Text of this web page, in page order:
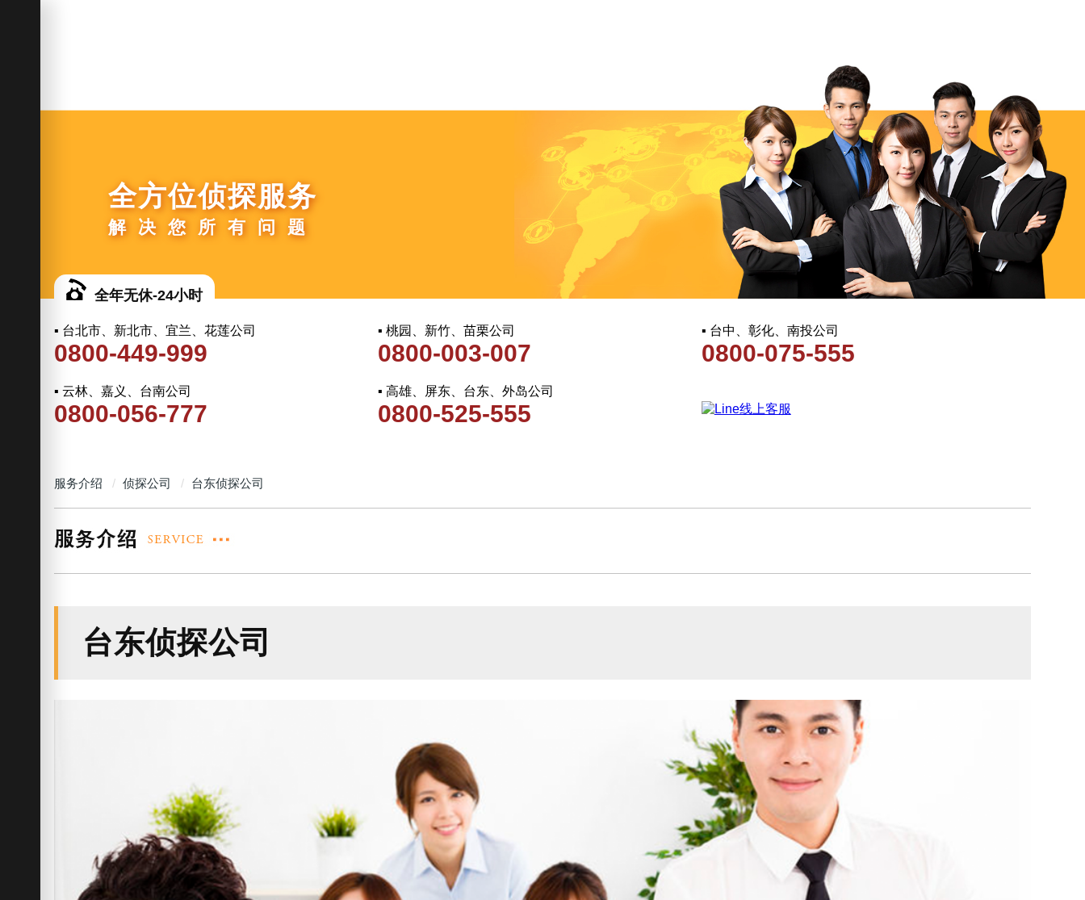
全方位侦探服务
解决您所有问题
全年无休-24小时
▪ 台北市、新北市、宜兰、花莲公司
0800-449-999
▪ 桃园、新竹、苗栗公司
0800-003-007
▪ 台中、彰化、南投公司
0800-075-555
▪ 云林、嘉义、台南公司
0800-056-777
▪ 高雄、屏东、台东、外岛公司
0800-525-555
服务介绍 侦探公司 台东侦探公司
台东侦探公司